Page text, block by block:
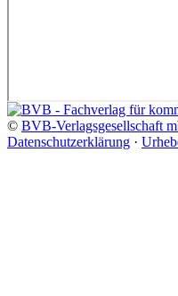
© BVB-Verlagsgesellschaft
Datenschutzerklärung ·